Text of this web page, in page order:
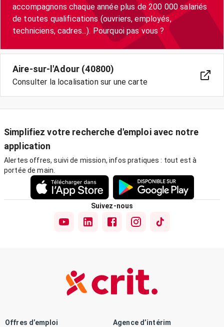
accompagnons chaque année plus de 200 000 salariés
de toutes qualifications (ouvriers, employés,
techniciens, cadres...). Pourquoi pas vous ?
Aire-sur-l'Adour (40800)
Consulter la localisation sur une carte
Simplifiez votre recherche d'emploi avec notre
application
Alertes offres, suivi de mission, infos pratiques : tout est à
portée de main.
Suivez-nous
Offres d’emploi Agence d’intérim